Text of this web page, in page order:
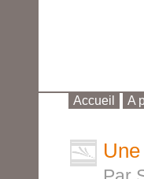
Accueil A